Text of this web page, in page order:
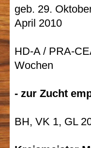
geb. 29.
April 2010
HD-A / PRA-
Wochen
- zur Zucht
BH, VK 1, GL